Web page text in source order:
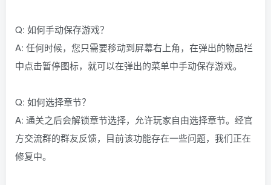
Q: 如何手动保存游戏？
A: 任何时候，您只需要移动到屏幕右上角，在弹出的物品栏
中点击暂停图标，就可以在弹出的菜单中手动保存游戏。
Q: 如何选择章节？
A: 通关之后会解锁章节选择，允许玩家自由选择章节。经官
方交流群的群友反馈，目前该功能存在一些问题，我们正在
修复中。